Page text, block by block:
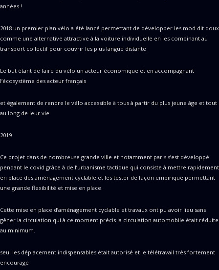
années !
2018 un premier plan vélo a été lancé permettant de développer les mod dit doux
comme une alternative attractive à la voiture individuelle en les combinant au
transport collectif pour couvrir les plus langue distante
Le but étant de faire du vélo un acteur économique et en accompagnant
l’écosystème des acteur français
et également de rendre le vélo accessible à tous à partir du plus jeune âge et tout
au long de leur vie.
2019
Ce projet dans de nombreuse grande ville et notamment paris s’est développé
pendant le covid grâce à de l’urbanisme tactique qui consiste à mettre rapidement
en place des aménagement cyclable et les tester de façon empirique permettant
une grande flexibilité et mise en place.
Cette mise en place d’aménagement cyclable et travaux ont pu avoir lieu sans
gêner la circulation qui à ce moment précis la circulation automobile était réduite
au minimum.
seul les déplacement indispensables était autorisé et le télétravail très fortement
encouragé